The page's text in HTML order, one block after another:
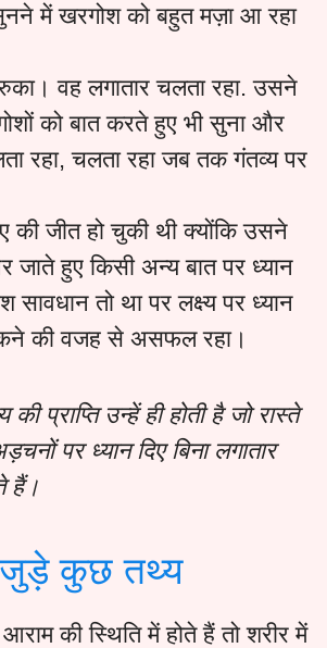
में खरगोश को बहुत मज़ा आ रहा
वह लगातार चलता रहा. उसने
को बात करते हुए भी सुना और
रहा, चलता रहा जब तक गंतव्य पर
की जीत हो चुकी थी क्योंकि उसने
जाते हुए किसी अन्य बात पर ध्यान
सावधान तो था पर लक्ष्य पर ध्यान
की वजह से असफल रहा।
की प्राप्ति उन्हें ही होती है जो रास्ते
पर ध्यान दिए बिना लगातार
हैं।
जुड़े कुछ तथ्य
की स्थिति में होते हैं तो शरीर में